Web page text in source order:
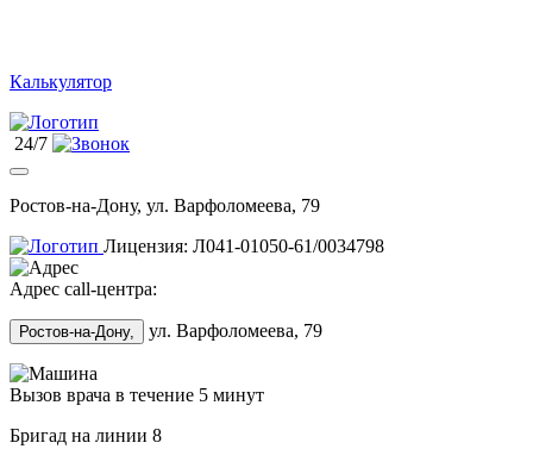
Калькулятор
24/7
Ростов-на-Дону, ул. Варфоломеева, 79
Лицензия: Л041-01050-61/0034798
Адрес call-центра:
Ростов-на-Дону, ул. Варфоломеева, 79
Вызов врача в течение 5 минут
Бригад на линии 8